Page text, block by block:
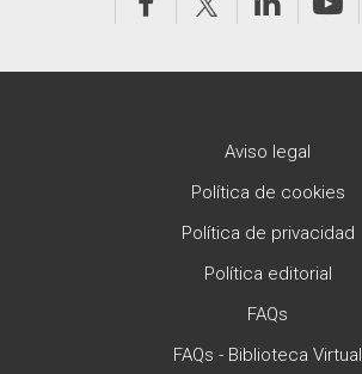
Aviso legal
Política de cookies
Política de privacidad
Política editorial
FAQs
FAQs - Biblioteca Virtual